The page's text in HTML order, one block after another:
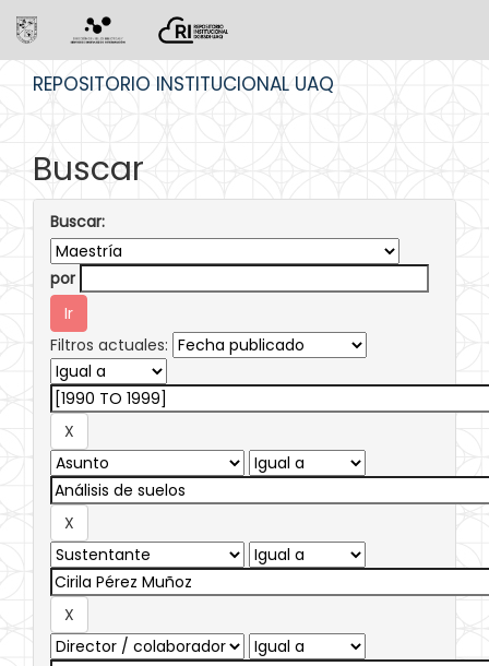
REPOSITORIO INSTITUCIONAL UAQ
Buscar
Buscar:
por
Filtros actuales: